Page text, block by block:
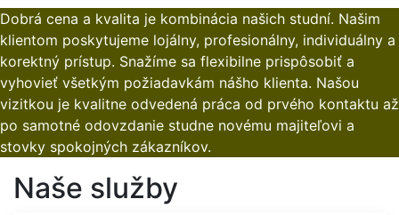
Dobrá cena a kvalita je kombinácia našich studní. Našim
klientom poskytujeme lojálny, profesionálny, individuálny a
korektný prístup. Snažíme sa flexibilne prispôsobiť a
vyhovieť všetkým požiadavkám nášho klienta. Našou
vizitkou je kvalitne odvedená práca od prvého kontaktu až
po samotné odovzdanie studne novému majiteľovi a
stovky spokojných zákazníkov.
Naše služby